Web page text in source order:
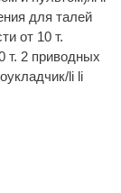
для талей
от 10 т.
т. 2 приводных
li li